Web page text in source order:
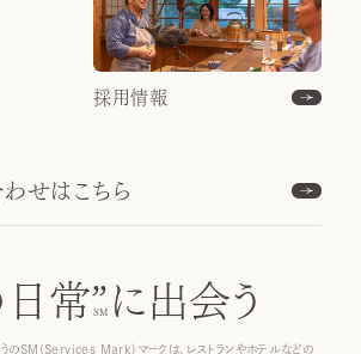
採用情報
せはこちら
常”に出会う
のSM(Services Mark)マークは、レストランやホテルなどの